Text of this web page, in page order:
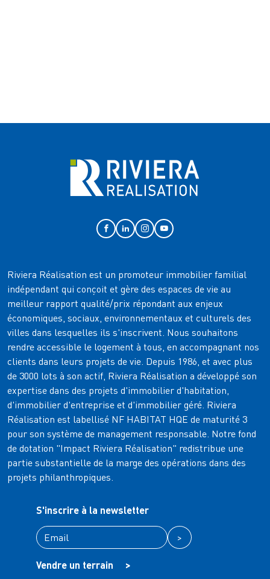
Riviera Réalisation est un promoteur immobilier familial
indépendant qui conçoit et gère des espaces de vie au
meilleur rapport qualité/prix répondant aux enjeux
économiques, sociaux, environnementaux et culturels des
villes dans lesquelles ils s'inscrivent. Nous souhaitons
rendre accessible le logement à tous, en accompagnant nos
clients dans leurs projets de vie. Depuis 1986, et avec plus
de 3000 lots à son actif, Riviera Réalisation a développé son
expertise dans des projets d'immobilier d'habitation,
d'immobilier d'entreprise et d'immobilier géré. Riviera
Réalisation est labellisé NF HABITAT HQE de maturité 3
pour son système de management responsable. Notre fond
de dotation "Impact Riviera Réalisation" redistribue une
partie substantielle de la marge des opérations dans des
projets philanthropiques.
S'inscrire à la newsletter
>
Vendre un terrain >